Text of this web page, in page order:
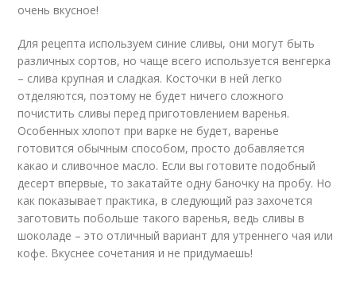
очень вкусное!
Для рецепта используем синие сливы, они могут быть
различных сортов, но чаще всего используется венгерка
– слива крупная и сладкая. Косточки в ней легко
отделяются, поэтому не будет ничего сложного
почистить сливы перед приготовлением варенья.
Особенных хлопот при варке не будет, варенье
готовится обычным способом, просто добавляется
какао и сливочное масло. Если вы готовите подобный
десерт впервые, то закатайте одну баночку на пробу. Но
как показывает практика, в следующий раз захочется
заготовить побольше такого варенья, ведь сливы в
шоколаде – это отличный вариант для утреннего чая или
кофе. Вкуснее сочетания и не придумаешь!